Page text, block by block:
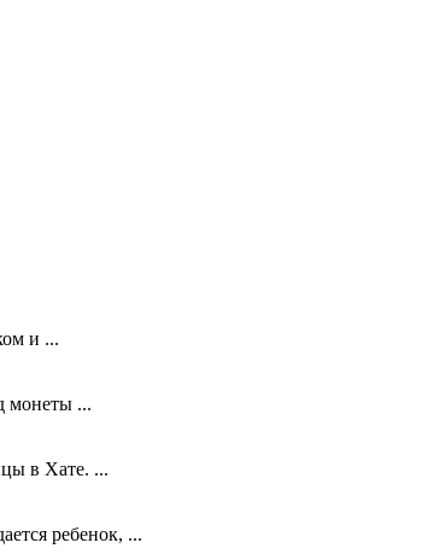
и ...
монеты ...
в Хате. ...
ребенок, ...